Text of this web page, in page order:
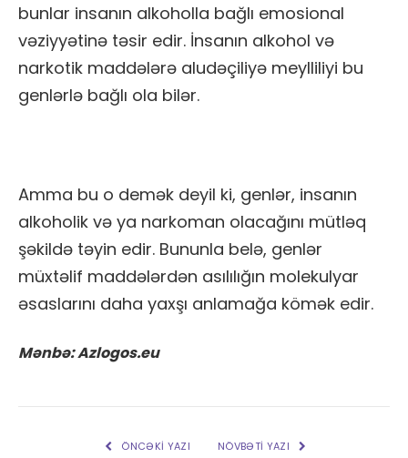
bunlar insanın alkoholla bağlı emosional
vəziyyətinə təsir edir. İnsanın alkohol və
narkotik maddələrə aludəçiliyə meylliliyi bu
genlərlə bağlı ola bilər.
Amma bu o demək deyil ki, genlər, insanın
alkoholik və ya narkoman olacağını mütləq
şəkildə təyin edir. Bununla belə, genlər
müxtəlif maddələrdən asılılığın molekulyar
əsaslarını daha yaxşı anlamağa kömək edir.
Mənbə: Azlogos.eu
ÖNCƏKI YAZI NÖVBƏTI YAZI